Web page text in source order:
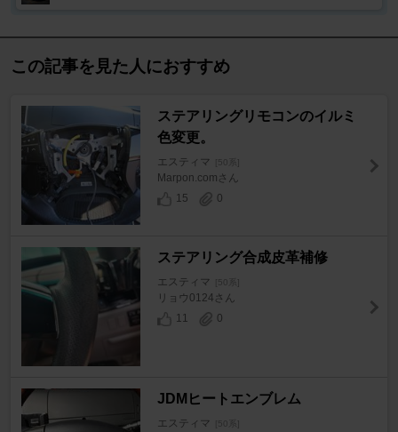
この記事を見た人におすすめ
ステアリングリモコンのイルミ
色変更。
エスティマ [50系]
Marpon.comさん
15
0
ステアリング合成皮革補修
エスティマ [50系]
リョウ0124さん
11
0
JDMヒートエンブレム
エスティマ [50系]